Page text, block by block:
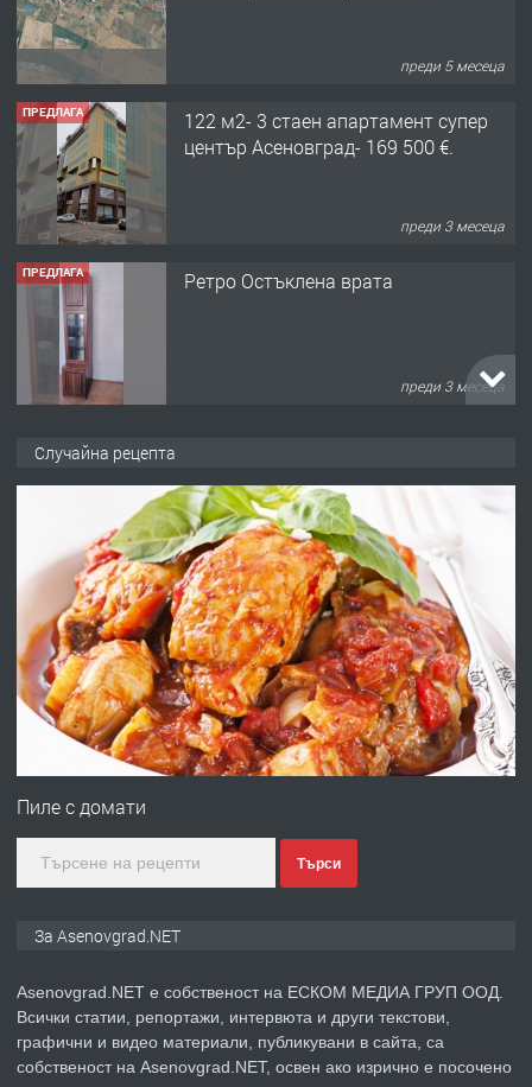
преди 5 месеца
ПРЕДЛАГА
122 м2- 3 стаен апартамент супер
център Асеновград- 169 500 €.
преди 3 месеца
ПРЕДЛАГА Ретро Остъклена врата
преди 3 месеца
преди 10 месеца
ПРЕДЛАГА
Професионална броячна машина -
със сертификат от ЕЦБ
преди 1 година
Професионална зеленчукорезачка
преди 2 години
ПРЕДЛАГА Давам индивидуалани уроци по
Случайна рецепта
Пиле с домати
Търси
За Asenovgrad.NET
Asenovgrad.NET е собственост на ЕСКОМ МЕДИА ГРУП ООД.
Всички статии, репортажи, интервюта и други текстови,
графични и видео материали, публикувани в сайта, са
собственост на Asenovgrad.NET, освен ако изрично е посочено